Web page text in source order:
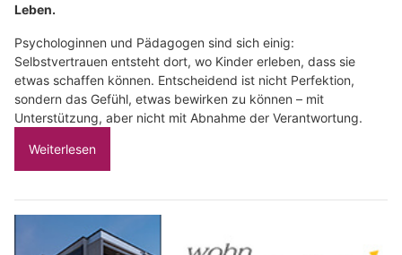
Leben.
Psychologinnen und Pädagogen sind sich einig:
Selbstvertrauen entsteht dort, wo Kinder erleben, dass sie
etwas schaffen können. Entscheidend ist nicht Perfektion,
sondern das Gefühl, etwas bewirken zu können – mit
Unterstützung, aber nicht mit Abnahme der Verantwortung.
Weiterlesen